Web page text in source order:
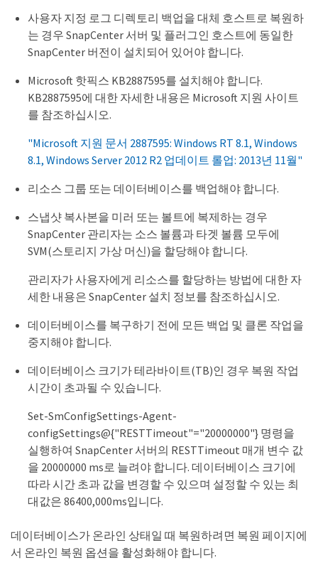
사용자 지정 로그 디렉토리 백업을 대체 호스트로 복원하
는 경우 SnapCenter 서버 및 플러그인 호스트에 동일한
SnapCenter 버전이 설치되어 있어야 합니다.
Microsoft 핫픽스 KB2887595를 설치해야 합니다.
KB2887595에 대한 자세한 내용은 Microsoft 지원 사이트
를 참조하십시오.
"Microsoft 지원 문서 2887595: Windows RT 8.1, Windows
8.1, Windows Server 2012 R2 업데이트 롤업: 2013년 11월"
리소스 그룹 또는 데이터베이스를 백업해야 합니다.
스냅샷 복사본을 미러 또는 볼트에 복제하는 경우
SnapCenter 관리자는 소스 볼륨과 타겟 볼륨 모두에
SVM(스토리지 가상 머신)을 할당해야 합니다.
관리자가 사용자에게 리소스를 할당하는 방법에 대한 자
세한 내용은 SnapCenter 설치 정보를 참조하십시오.
데이터베이스를 복구하기 전에 모든 백업 및 클론 작업을
중지해야 합니다.
데이터베이스 크기가 테라바이트(TB)인 경우 복원 작업
시간이 초과될 수 있습니다.
Set-SmConfigSettings-Agent-
configSettings@{"RESTTimeout"="20000000"} 명령을
실행하여 SnapCenter 서버의 RESTTimeout 매개 변수 값
을 20000000 ms로 늘려야 합니다. 데이터베이스 크기에
따라 시간 초과 값을 변경할 수 있으며 설정할 수 있는 최
대값은 86400,000ms입니다.
데이터베이스가 온라인 상태일 때 복원하려면 복원 페이지에
서 온라인 복원 옵션을 활성화해야 합니다.